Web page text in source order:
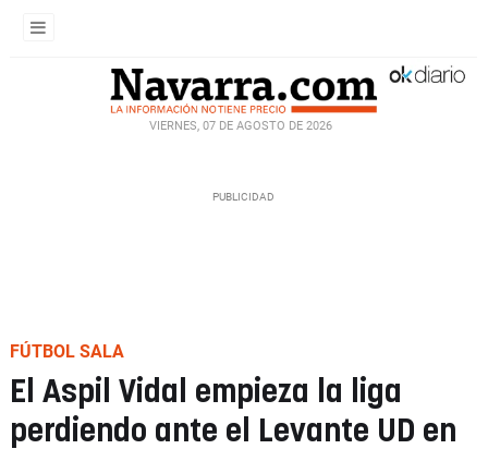
VIERNES, 07 DE AGOSTO DE 2026
FÚTBOL SALA
El Aspil Vidal empieza la liga
perdiendo ante el Levante UD en